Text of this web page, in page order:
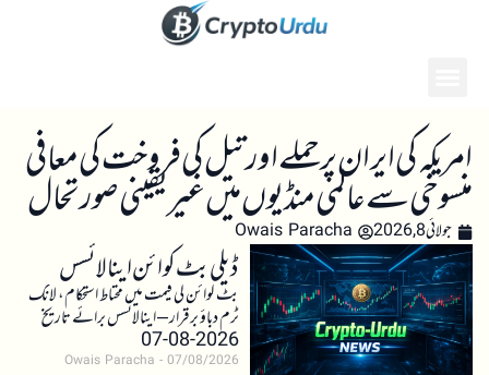
امریکہ کی ایران پر حملے اور تیل کی فروخت کی معافی
منسوخی سے عالمی منڈیوں میں غیر یقینی صورتحال
جولائی 8, 2026 Owais Paracha
ڈیلی بٹ کوائن اینالائسس
بٹ کوائن کی قیمت میں محتاط استحکام، لانگ
ٹرم دباؤ برقرار – اینالائسس برائے تاریخ
2026-08-07
Owais Paracha 07/08/2026